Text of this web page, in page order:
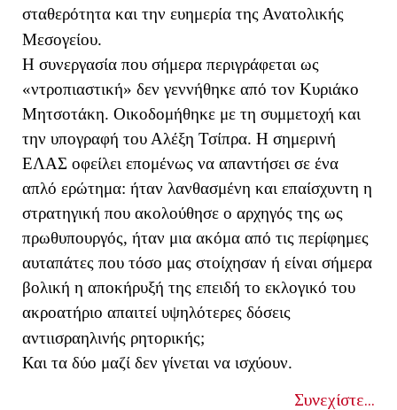
σταθερότητα και την ευημερία της Ανατολικής
Μεσογείου.
Η συνεργασία που σήμερα περιγράφεται ως
«ντροπιαστική» δεν γεννήθηκε από τον Κυριάκο
Μητσοτάκη. Οικοδομήθηκε με τη συμμετοχή και
την υπογραφή του Αλέξη Τσίπρα. Η σημερινή
ΕΛΑΣ οφείλει επομένως να απαντήσει σε ένα
απλό ερώτημα: ήταν λανθασμένη και επαίσχυντη η
στρατηγική που ακολούθησε ο αρχηγός της ως
πρωθυπουργός, ήταν μια ακόμα από τις περίφημες
αυταπάτες που τόσο μας στοίχησαν ή είναι σήμερα
βολική η αποκήρυξή της επειδή το εκλογικό του
ακροατήριο απαιτεί υψηλότερες δόσεις
αντιισραηλινής ρητορικής;
Και τα δύο μαζί δεν γίνεται να ισχύουν.
Συνεχίστε...